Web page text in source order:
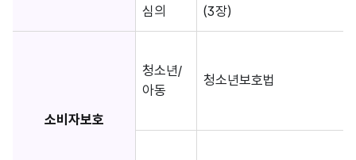
심의
(3장)
소비자보호
청소년/
아동
청소년보호법